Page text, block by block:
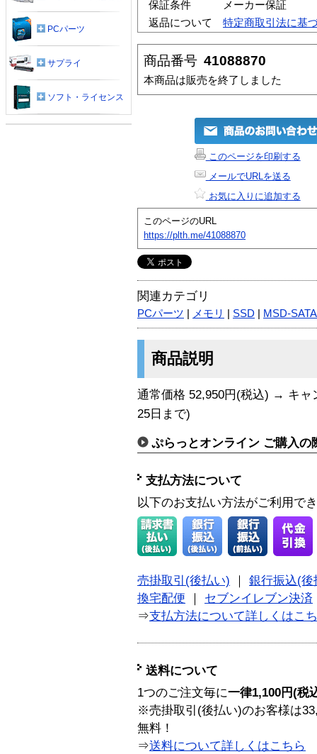
保証条件
メーカー保証
返品について
特定商取引法に基
商品番号 41088870
本商品は販売を終了しました
このページを印刷する
メールでURLを送る
お気に入りに追加する
このページのURL
https://plth.me/41088870
関連カテゴリ
PCパーツ メモリ SSD MSD-
商品説明
通常価格 52,950円(税込) → キ
25日まで)
ぷらっとオンライン ご購入の
支払方法について
以下のお支払い方法がご利用で
売掛取引(後払い)
銀行振込(後
換宅配便
セブンイレブン決済
⇒支払方法について詳しくはこ
送料について
1つのご注文毎に一律1,100円(税
※売掛取引(後払い)のお客様は
無料！
⇒送料について詳しくはこちら
PCパーツ
サプライ
ソフト・ライセンス